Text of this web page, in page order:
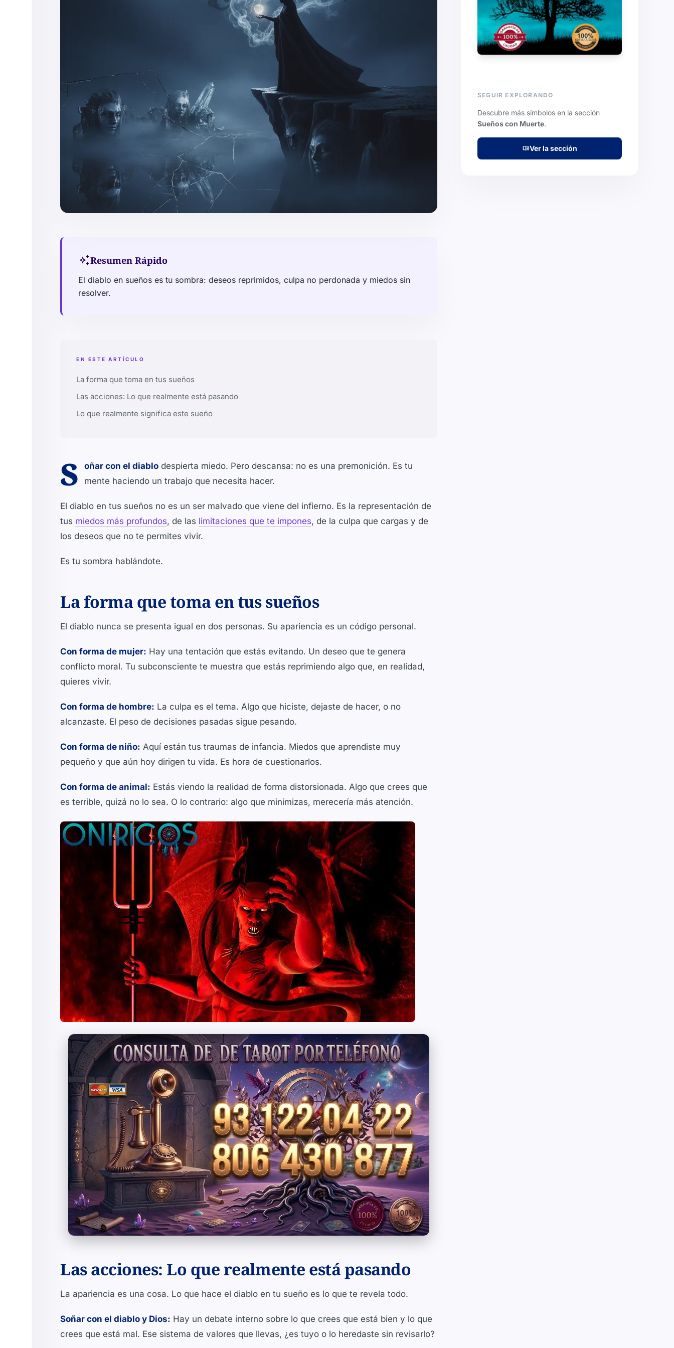
auto_awesomeResumen Rápido
El diablo en sueños es tu sombra: deseos reprimidos, culpa no perdonada y miedos sin
resolver.
EN ESTE ARTÍCULO
La forma que toma en tus sueños
Las acciones: Lo que realmente está pasando
Lo que realmente significa este sueño
S oñar con el diablo despierta miedo. Pero descansa: no es una premonición. Es tu
mente haciendo un trabajo que necesita hacer.
El diablo en tus sueños no es un ser malvado que viene del infierno. Es la representación de
tus miedos más profundos, de las limitaciones que te impones, de la culpa que cargas y de
los deseos que no te permites vivir.
Es tu sombra hablándote.
La forma que toma en tus sueños
El diablo nunca se presenta igual en dos personas. Su apariencia es un código personal.
Con forma de mujer: Hay una tentación que estás evitando. Un deseo que te genera
conflicto moral. Tu subconsciente te muestra que estás reprimiendo algo que, en realidad,
quieres vivir.
Con forma de hombre: La culpa es el tema. Algo que hiciste, dejaste de hacer, o no
alcanzaste. El peso de decisiones pasadas sigue pesando.
Con forma de niño: Aquí están tus traumas de infancia. Miedos que aprendiste muy
pequeño y que aún hoy dirigen tu vida. Es hora de cuestionarlos.
Con forma de animal: Estás viendo la realidad de forma distorsionada. Algo que crees que
es terrible, quizá no lo sea. O lo contrario: algo que minimizas, merecería más atención.
Las acciones: Lo que realmente está pasando
La apariencia es una cosa. Lo que hace el diablo en tu sueño es lo que te revela todo.
Soñar con el diablo y Dios: Hay un debate interno sobre lo que crees que está bien y lo que
crees que está mal. Ese sistema de valores que llevas, ¿es tuyo o lo heredaste sin revisarlo?
SEGUIR EXPLORANDO
Descubre más símbolos en la sección
Sueños con Muerte.
menu_bookVer la sección